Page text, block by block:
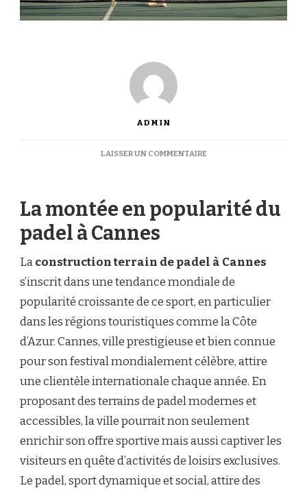
ADMIN
LAISSER UN COMMENTAIRESUR
TERRAIN
DE
CANNES
ELLE
ATTIRER
UNE
CLIENTÈLE
INTERNATIONALE
DURANT
LE
FESTIVAL
?
La montée en popularité du
padel à Cannes
Laconstruction terrain de padel à Cannes
s’inscrit dans une tendance mondiale de
popularité croissante de ce sport, en particulier
dans les régions touristiques comme la Côte
d’Azur. Cannes, ville prestigieuse et bien connue
pour son festival mondialement célèbre, attire
une clientèle internationale chaque année. En
proposant des terrains de padel modernes et
accessibles, la ville pourrait non seulement
enrichir son offre sportive mais aussi captiver les
visiteurs en quête d’activités de loisirs exclusives.
Le padel, sport dynamique et social, attire des